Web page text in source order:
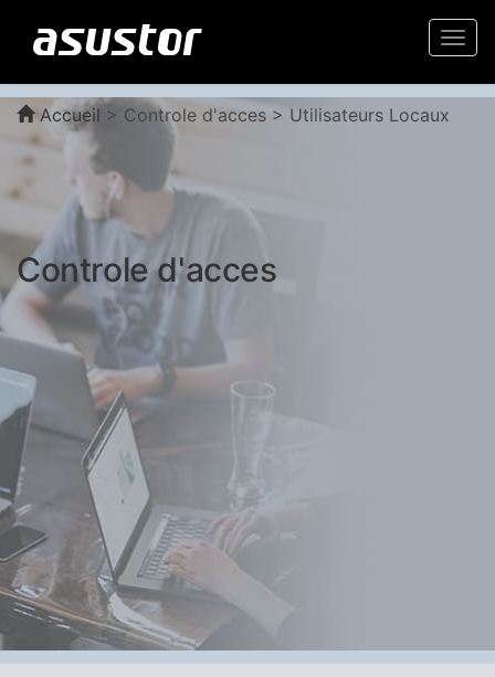
Accueil > Controle d'acces > Utilisateurs Locaux
Controle d'acces